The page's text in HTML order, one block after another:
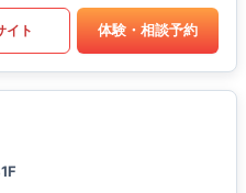
イト 体験・相談予約